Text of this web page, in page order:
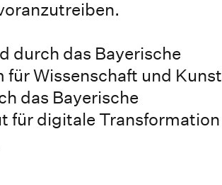
durch das Bayerische
Wissenschaft und Kunst
das Bayerische
für digitale Transformation